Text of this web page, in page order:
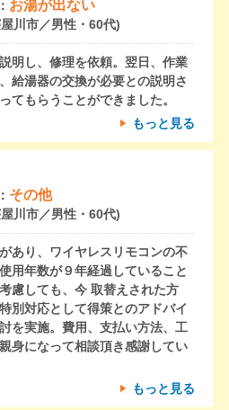
お湯が出ない
川市／男性・60代)
明し、修理を依頼。翌日、作業
給湯器の交換が必要との説明さ
てもらうことができました。
もっと見る
その他
川市／男性・60代)
あり、ワイヤレスリモコンの不
用年数が９年経過していること
慮しても、今 取替えされた方
別対応として得策とのアドバイ
を実施。費用、支払い方法、工
身になって相談頂き感謝してい
もっと見る